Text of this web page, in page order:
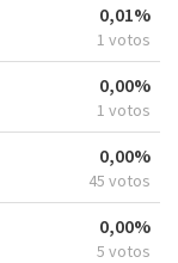
0,01%
1 votos
0,00%
1 votos
0,00%
45 votos
0,00%
5 votos